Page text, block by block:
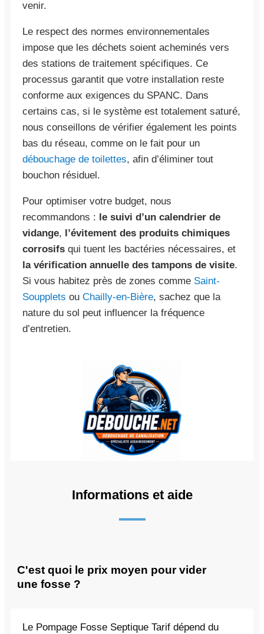
venir.
Le respect des normes environnementales
impose que les déchets soient acheminés vers
des stations de traitement spécifiques. Ce
processus garantit que votre installation reste
conforme aux exigences du SPANC. Dans
certains cas, si le système est totalement saturé,
nous conseillons de vérifier également les points
bas du réseau, comme on le fait pour un
débouchage de toilettes, afin d’éliminer tout
bouchon résiduel.
Pour optimiser votre budget, nous
recommandons : le suivi d’un calendrier de
vidange, l’évitement des produits chimiques
corrosifs qui tuent les bactéries nécessaires, et
la vérification annuelle des tampons de visite.
Si vous habitez près de zones comme Saint-
Soupplets ou Chailly-en-Bière, sachez que la
nature du sol peut influencer la fréquence
d’entretien.
Informations et aide
C'est quoi le prix moyen pour vider
une fosse ?
Le Pompage Fosse Septique Tarif dépend du